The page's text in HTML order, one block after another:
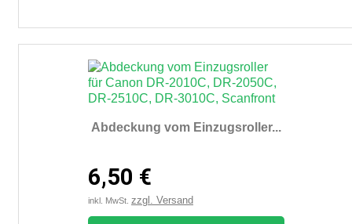
Abdeckung vom Einzugsroller...
6,50 €
inkl. MwSt. zzgl. Versand